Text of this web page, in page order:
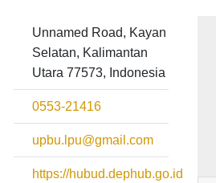
Unnamed Road, Kayan
Selatan, Kalimantan
Utara 77573, Indonesia
0553-21416
upbu.lpu@gmail.com
https://hubud.dephub.go.id